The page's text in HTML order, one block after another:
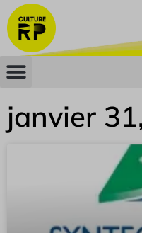
janvier